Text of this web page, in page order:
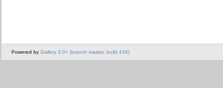
Powered by Gallery 3.0+ (branch master, build 434)